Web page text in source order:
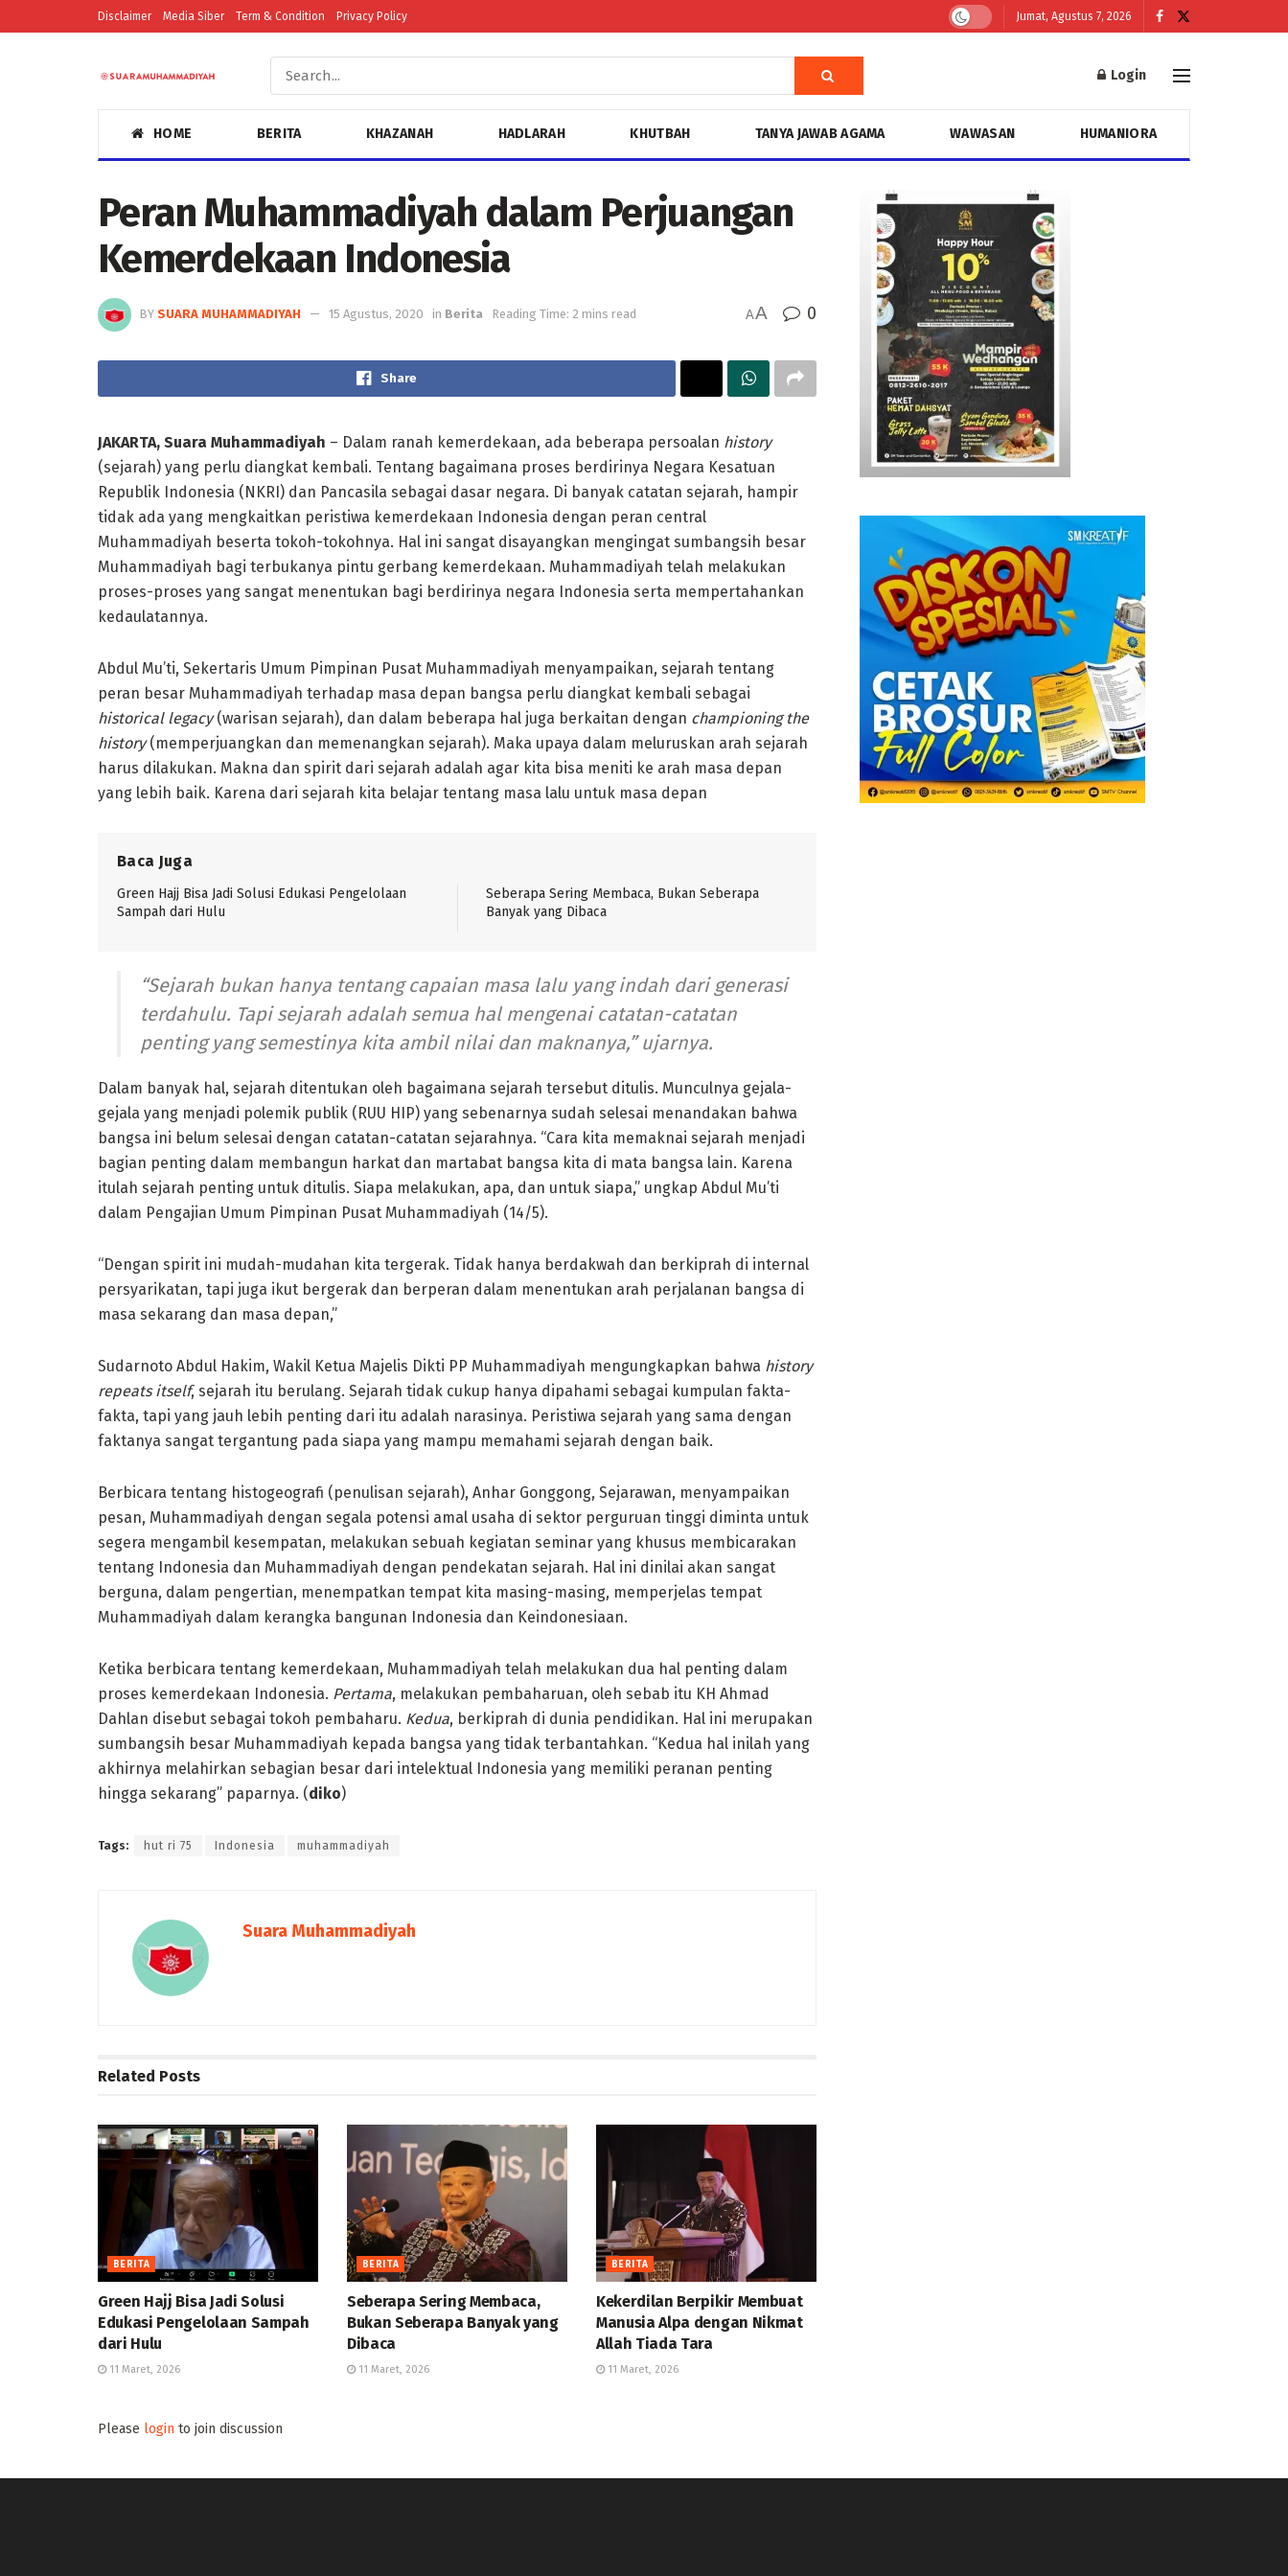
Disclaimer Media Siber Term & Condition Privacy Policy Jumat, Agustus 7, 2026
Login
HOME BERITA KHAZANAH HADLARAH KHUTBAH TANYA JAWAB AGAMA WAWASAN HUMANIORA
Peran Muhammadiyah dalam Perjuangan
Kemerdekaan Indonesia
BY SUARA MUHAMMADIYAH 15 Agustus, 2020 in Berita Reading Time: 2 mins read AA 0
Share
JAKARTA, Suara Muhammadiyah – Dalam ranah kemerdekaan, ada beberapa persoalan history
(sejarah) yang perlu diangkat kembali. Tentang bagaimana proses berdirinya Negara Kesatuan
Republik Indonesia (NKRI) dan Pancasila sebagai dasar negara. Di banyak catatan sejarah, hampir
tidak ada yang mengkaitkan peristiwa kemerdekaan Indonesia dengan peran central
Muhammadiyah beserta tokoh-tokohnya. Hal ini sangat disayangkan mengingat sumbangsih besar
Muhammadiyah bagi terbukanya pintu gerbang kemerdekaan. Muhammadiyah telah melakukan
proses-proses yang sangat menentukan bagi berdirinya negara Indonesia serta mempertahankan
kedaulatannya.
Abdul Mu’ti, Sekertaris Umum Pimpinan Pusat Muhammadiyah menyampaikan, sejarah tentang
peran besar Muhammadiyah terhadap masa depan bangsa perlu diangkat kembali sebagai
historical legacy(warisan sejarah), dan dalam beberapa hal juga berkaitan dengan championing the
history(memperjuangkan dan memenangkan sejarah). Maka upaya dalam meluruskan arah sejarah
harus dilakukan. Makna dan spirit dari sejarah adalah agar kita bisa meniti ke arah masa depan
yang lebih baik. Karena dari sejarah kita belajar tentang masa lalu untuk masa depan
Baca Juga
Green Hajj Bisa Jadi Solusi Edukasi Pengelolaan
Sampah dari Hulu
Seberapa Sering Membaca, Bukan Seberapa
Banyak yang Dibaca
“Sejarah bukan hanya tentang capaian masa lalu yang indah dari generasi
terdahulu. Tapi sejarah adalah semua hal mengenai catatan-catatan
penting yang semestinya kita ambil nilai dan maknanya,” ujarnya.
Dalam banyak hal, sejarah ditentukan oleh bagaimana sejarah tersebut ditulis. Munculnya gejala-
gejala yang menjadi polemik publik (RUU HIP) yang sebenarnya sudah selesai menandakan bahwa
bangsa ini belum selesai dengan catatan-catatan sejarahnya. “Cara kita memaknai sejarah menjadi
bagian penting dalam membangun harkat dan martabat bangsa kita di mata bangsa lain. Karena
itulah sejarah penting untuk ditulis. Siapa melakukan, apa, dan untuk siapa,” ungkap Abdul Mu’ti
dalam Pengajian Umum Pimpinan Pusat Muhammadiyah (14/5).
“Dengan spirit ini mudah-mudahan kita tergerak. Tidak hanya berdakwah dan berkiprah di internal
persyarikatan, tapi juga ikut bergerak dan berperan dalam menentukan arah perjalanan bangsa di
masa sekarang dan masa depan,”
Sudarnoto Abdul Hakim, Wakil Ketua Majelis Dikti PP Muhammadiyah mengungkapkan bahwa history
repeats itself, sejarah itu berulang. Sejarah tidak cukup hanya dipahami sebagai kumpulan fakta-
fakta, tapi yang jauh lebih penting dari itu adalah narasinya. Peristiwa sejarah yang sama dengan
faktanya sangat tergantung pada siapa yang mampu memahami sejarah dengan baik.
Berbicara tentang histogeografi (penulisan sejarah), Anhar Gonggong, Sejarawan, menyampaikan
pesan, Muhammadiyah dengan segala potensi amal usaha di sektor perguruan tinggi diminta untuk
segera mengambil kesempatan, melakukan sebuah kegiatan seminar yang khusus membicarakan
tentang Indonesia dan Muhammadiyah dengan pendekatan sejarah. Hal ini dinilai akan sangat
berguna, dalam pengertian, menempatkan tempat kita masing-masing, memperjelas tempat
Muhammadiyah dalam kerangka bangunan Indonesia dan Keindonesiaan.
Ketika berbicara tentang kemerdekaan, Muhammadiyah telah melakukan dua hal penting dalam
proses kemerdekaan Indonesia. Pertama, melakukan pembaharuan, oleh sebab itu KH Ahmad
Dahlan disebut sebagai tokoh pembaharu. Kedua, berkiprah di dunia pendidikan. Hal ini merupakan
sumbangsih besar Muhammadiyah kepada bangsa yang tidak terbantahkan. “Kedua hal inilah yang
akhirnya melahirkan sebagian besar dari intelektual Indonesia yang memiliki peranan penting
hingga sekarang” paparnya. (diko)
Tags: hut ri 75 Indonesia muhammadiyah
Suara Muhammadiyah
Related Posts
BERITA
Green Hajj Bisa Jadi Solusi
Edukasi Pengelolaan Sampah
dari Hulu
11 Maret, 2026
BERITA
Seberapa Sering Membaca,
Bukan Seberapa Banyak yang
Dibaca
11 Maret, 2026
BERITA
Kekerdilan Berpikir Membuat
Manusia Alpa dengan Nikmat
Allah Tiada Tara
11 Maret, 2026
Please login to join discussion